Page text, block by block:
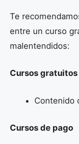
Te
entre un curso
malentendidos:
Cursos gratuitos
Contenido
Cursos de pago